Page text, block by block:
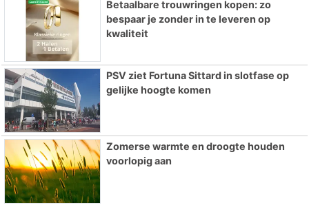
Betaalbare trouwringen kopen: zo
bespaar je zonder in te leveren op
kwaliteit
PSV ziet Fortuna Sittard in slotfase op
gelijke hoogte komen
Zomerse warmte en droogte houden
voorlopig aan